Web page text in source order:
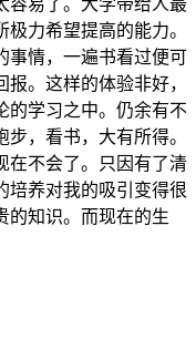
力希望提高的能力。
事情，一遍书看过便可
。这样的体验非好，
的学习之中。仍余有不
，看书，大有所得。
在不会了。只因有了清
培养对我的吸引变得很
的知识。而现在的生